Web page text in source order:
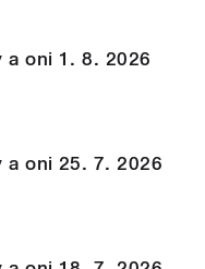
a oni 1. 8. 2026
a oni 25. 7. 2026